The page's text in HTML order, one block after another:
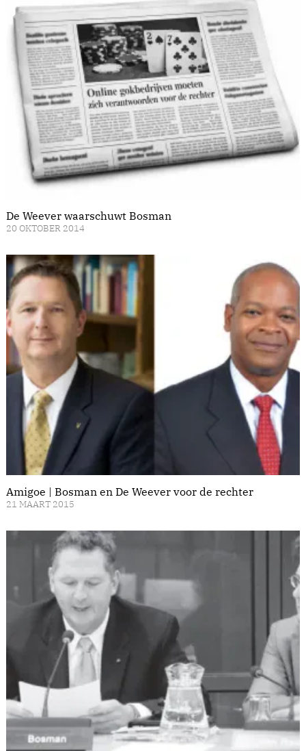
De Weever waarschuwt Bosman
20 OKTOBER 2014
Amigoe | Bosman en De Weever voor de rechter
21 MAART 2015